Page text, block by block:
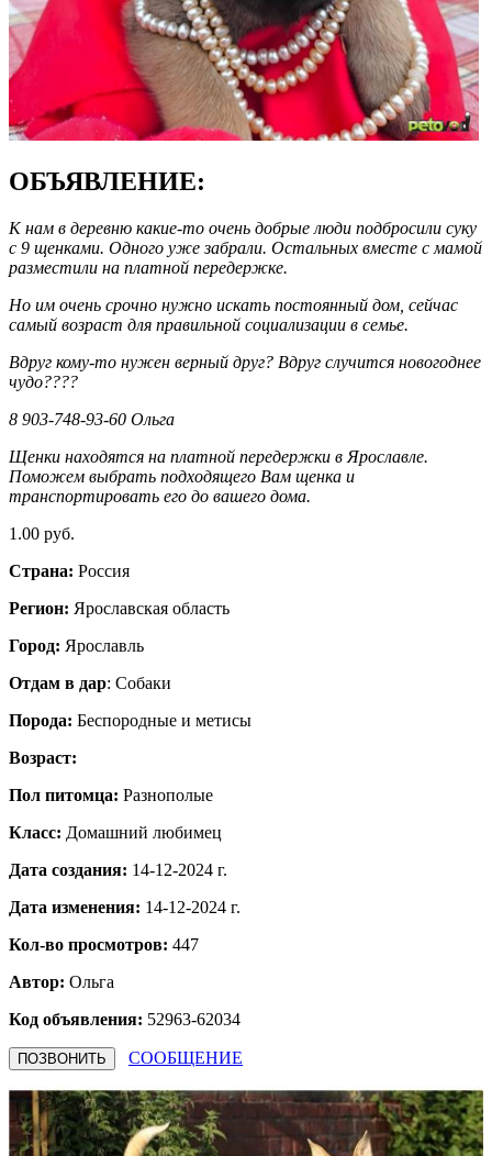
ОБЪЯВЛЕНИЕ:
К нам в деревню какие-то очень добрые люди подбросили суку
с 9 щенками. Одного уже забрали. Остальных вместе с мамой
разместили на платной передержке.
Но им очень срочно нужно искать постоянный дом, сейчас
самый возраст для правильной социализации в семье.
Вдруг кому-то нужен верный друг? Вдруг случится новогоднее
чудо????
8 903-748-93-60 Ольга
Щенки находятся на платной передержки в Ярославле.
Поможем выбрать подходящего Вам щенка и
транспортировать его до вашего дома.
1.00 руб.
Страна: Россия
Регион: Ярославская область
Город: Ярославль
Отдам в дар: Собаки
Порода: Бeспородные и метисы
Возраст:
Пол питомца: Разнополые
Класс: Домашний любимец
Дата создания: 14-12-2024 г.
Дата изменения: 14-12-2024 г.
Кол-во просмотров: 447
Автор: Ольга
Код объявления: 52963-62034
ПОЗВОНИТЬ СООБЩЕНИЕ